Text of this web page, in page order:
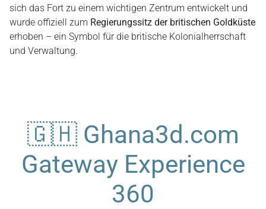
sich das Fort zu einem wichtigen Zentrum entwickelt und
wurde offiziell zum Regierungssitz der britischen Goldküste
erhoben – ein Symbol für die britische Kolonialherrschaft
und Verwaltung.
🇬🇭 Ghana3d.com
Gateway Experience
360